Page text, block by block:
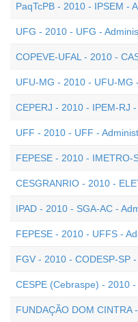
PaqTcPB - 2010 - IPSEM -
UFG - 2010 - UFG -
COPEVE-UFAL - 2010 -
UFU-MG - 2010 - UFU-MG
CEPERJ - 2010 - IPEM-RJ
UFF - 2010 - UFF -
FEPESE - 2010 - IMETRO-
CESGRANRIO - 2010 -
IPAD - 2010 - SGA-AC -
FEPESE - 2010 - UFFS -
FGV - 2010 - CODESP-SP
CESPE (Cebraspe) - 2010
FUNDAÇÃO DOM CINTRA